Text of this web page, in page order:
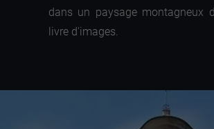
dans un paysage montagneux
livre d'images.